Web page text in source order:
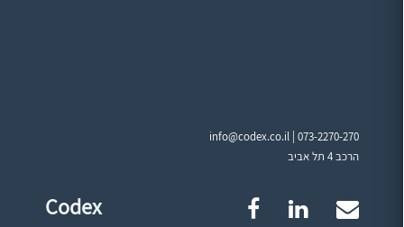
info@codex.co.il |073-2270-270
הרכב 4 תל אביב
Codex